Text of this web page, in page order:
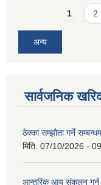
Pages1 2
अन्य
सार्वजनिक
ठेक्का सम्झौता गर्ने
मिति: 07/10/2026 -
आन्तरिक आय संकलन गर्न